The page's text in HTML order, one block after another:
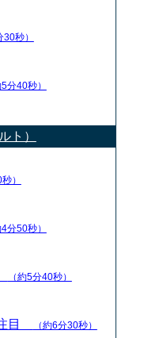
30秒）
5分40秒）
ト）
）
4分50秒）
（約5分40秒）
目 （約6分30秒）